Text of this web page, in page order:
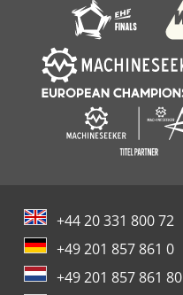
+44 20 331 800 72
+49 201 857 861 0
+49 201 857 861 80